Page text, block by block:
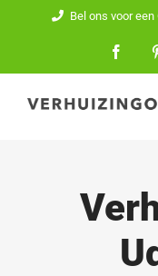
inhoud
Bel ons voor